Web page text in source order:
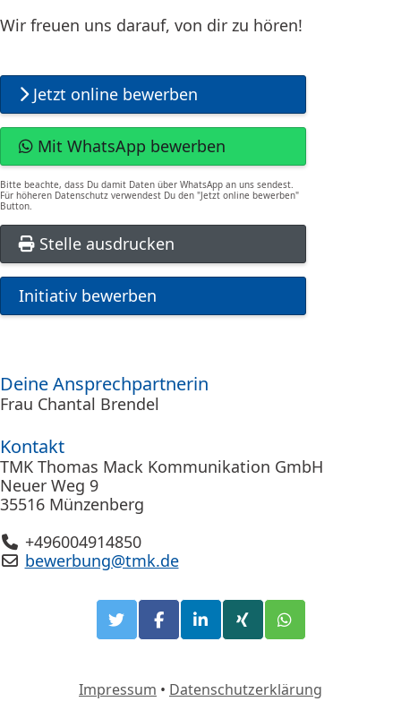
Wir freuen uns darauf, von dir zu hören!
Jetzt online bewerben
Mit WhatsApp bewerben
Bitte beachte, dass Du damit Daten über WhatsApp an uns sendest.
Für höheren Datenschutz verwendest Du den "Jetzt online bewerben"
Button.
Stelle ausdrucken
Initiativ bewerben
Deine Ansprechpartnerin
Frau Chantal Brendel
Kontakt
TMK Thomas Mack Kommunikation GmbH
Neuer Weg 9
35516 Münzenberg
+496004914850
bewerbung@tmk.de
Impressum • Datenschutzerklärung